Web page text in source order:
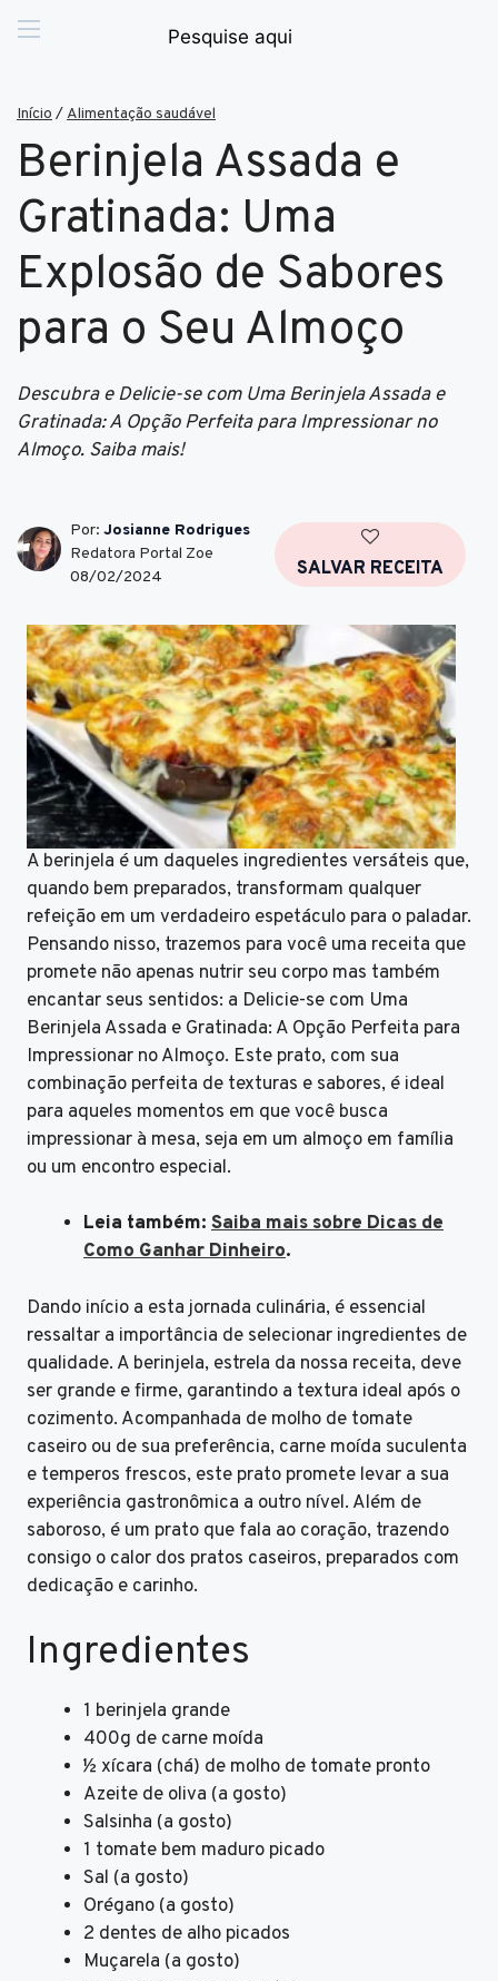
Início / Alimentação saudável
Berinjela Assada e
Gratinada: Uma
Explosão de Sabores
para o Seu Almoço
Descubra e Delicie-se com Uma Berinjela Assada e
Gratinada: A Opção Perfeita para Impressionar no
Almoço. Saiba mais!
Por: Josianne Rodrigues
Redatora Portal Zoe
08/02/2024
SALVAR RECEITA
A berinjela é um daqueles ingredientes versáteis que,
quando bem preparados, transformam qualquer
refeição em um verdadeiro espetáculo para o paladar.
Pensando nisso, trazemos para você uma receita que
promete não apenas nutrir seu corpo mas também
encantar seus sentidos: a Delicie-se com Uma
Berinjela Assada e Gratinada: A Opção Perfeita para
Impressionar no Almoço. Este prato, com sua
combinação perfeita de texturas e sabores, é ideal
para aqueles momentos em que você busca
impressionar à mesa, seja em um almoço em família
ou um encontro especial.
Leia também: Saiba mais sobre Dicas de
Como Ganhar Dinheiro.
Dando início a esta jornada culinária, é essencial
ressaltar a importância de selecionar ingredientes de
qualidade. A berinjela, estrela da nossa receita, deve
ser grande e firme, garantindo a textura ideal após o
cozimento. Acompanhada de molho de tomate
caseiro ou de sua preferência, carne moída suculenta
e temperos frescos, este prato promete levar a sua
experiência gastronômica a outro nível. Além de
saboroso, é um prato que fala ao coração, trazendo
consigo o calor dos pratos caseiros, preparados com
dedicação e carinho.
Ingredientes
1 berinjela grande
400g de carne moída
½ xícara (chá) de molho de tomate pronto
Azeite de oliva (a gosto)
Salsinha (a gosto)
1 tomate bem maduro picado
Sal (a gosto)
Orégano (a gosto)
2 dentes de alho picados
Muçarela (a gosto)